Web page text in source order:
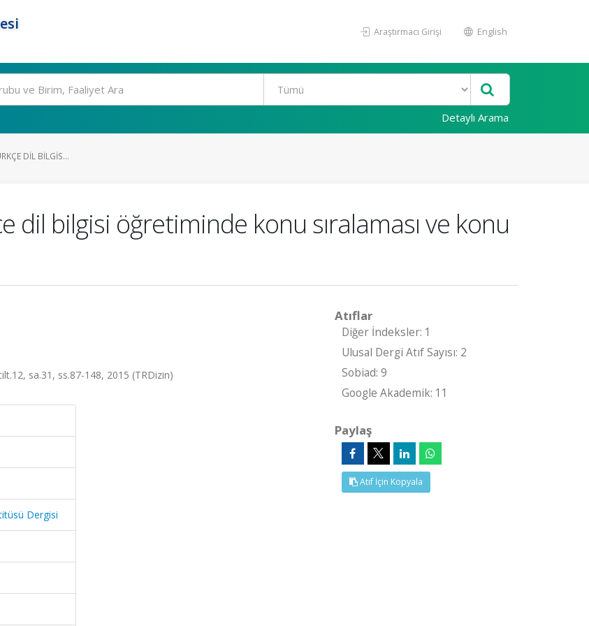
Araştırmacı Girişi English
Detaylı Arama
DIL BILGIS...
dil bilgisi öğretiminde konu sıralaması ve konu
sa.31, ss.87-148, 2015 (TRDizin)
Dergisi
Atıflar
Diğer İndeksler: 1
Ulusal Dergi Atıf Sayısı: 2
Sobiad: 9
Google Akademik: 11
Paylaş
Atıf İçin Kopyala